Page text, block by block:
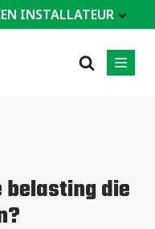
INSTALLATEUR
die